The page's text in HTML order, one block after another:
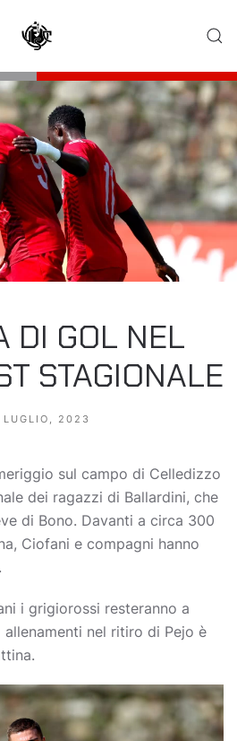
DI GOL NEL
STAGIONALE
LUGLIO, 2023
sul campo di Celledizzo
dei ragazzi di Ballardini, che
di Bono. Davanti a circa 300
Ciofani e compagni hanno
i grigiorossi resteranno a
nel ritiro di Pejo è